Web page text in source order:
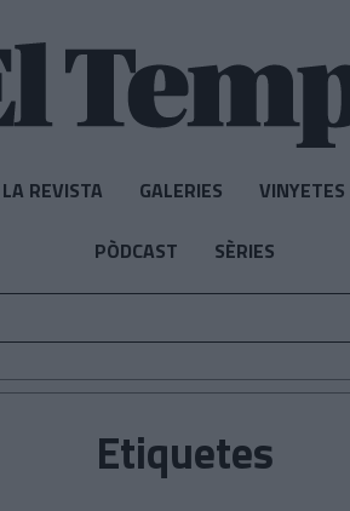
LA REVISTA GALERIES VINYETES
PÒDCAST SÈRIES
Etiquetes